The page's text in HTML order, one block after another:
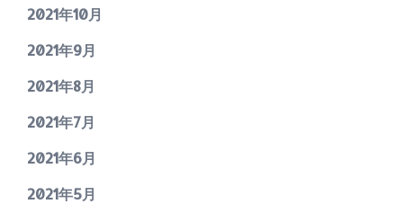
2021年10月
2021年9月
2021年8月
2021年7月
2021年6月
2021年5月